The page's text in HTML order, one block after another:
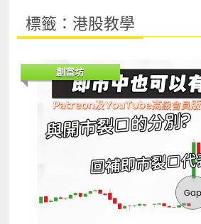
標籤：港股教學
創富坊